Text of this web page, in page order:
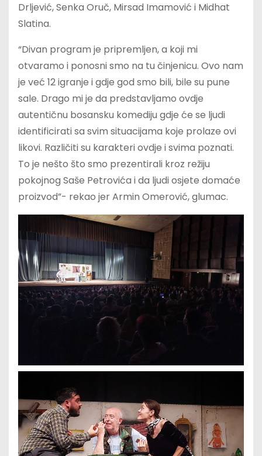
Drljević, Senka Oruč, Mirsad Imamović i Midhat
Slatina.
“Divan program je pripremljen, a koji mi
otvaramo i ponosni smo na tu činjenicu. Ovo nam
je već 12 igranje i gdje god smo bili, bile su pune
sale. Drago mi je da predstavljamo ovdje
autentičnu bosansku komediju gdje će se ljudi
identificirati sa svim situacijama koje prolaze ovi
likovi. Različiti su karakteri ovdje i svima poznati.
To je nešto što smo prezentirali kroz režiju
pokojnog Saše Petrovića i da ljudi osjete domaće
proizvod”- rekao jer Armin Omerović, glumac.